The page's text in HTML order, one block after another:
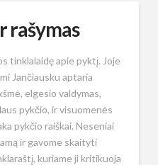
rašymas
tinklalaidę apie pyktį. Joje
Jančiausku aptaria
elgesio valdymas,
pykčio, ir visuomenės
pykčio raiškai. Neseniai
ir gavome skaityti
kuriame ji kritikuoja